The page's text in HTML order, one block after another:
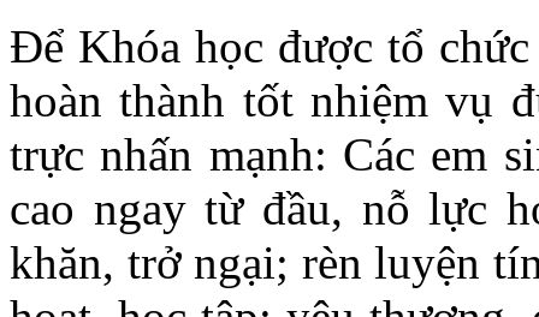
Để Khóa học được tổ
hoàn thành tốt nhiệm vụ
trực nhấn mạnh: Các em
cao ngay từ đầu, nỗ lực
khăn, trở ngại; rèn luyện